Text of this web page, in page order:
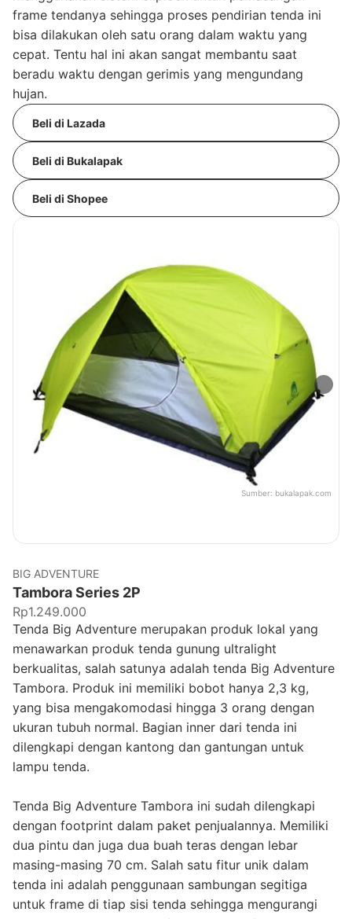
frame tendanya sehingga proses pendirian tenda ini
bisa dilakukan oleh satu orang dalam waktu yang
cepat. Tentu hal ini akan sangat membantu saat
beradu waktu dengan gerimis yang mengundang
hujan.
Beli di Lazada
Beli di Bukalapak
Beli di Shopee
Sumber: bukalapak.com
BIG ADVENTURE
Tambora Series 2P
Rp1.249.000
Tenda Big Adventure merupakan produk lokal yang
menawarkan produk tenda gunung ultralight
berkualitas, salah satunya adalah tenda Big Adventure
Tambora. Produk ini memiliki bobot hanya 2,3 kg,
yang bisa mengakomodasi hingga 3 orang dengan
ukuran tubuh normal. Bagian inner dari tenda ini
dilengkapi dengan kantong dan gantungan untuk
lampu tenda.
Tenda Big Adventure Tambora ini sudah dilengkapi
dengan footprint dalam paket penjualannya. Memiliki
dua pintu dan juga dua buah teras dengan lebar
masing-masing 70 cm. Salah satu fitur unik dalam
tenda ini adalah penggunaan sambungan segitiga
untuk frame di tiap sisi tenda sehingga mengurangi